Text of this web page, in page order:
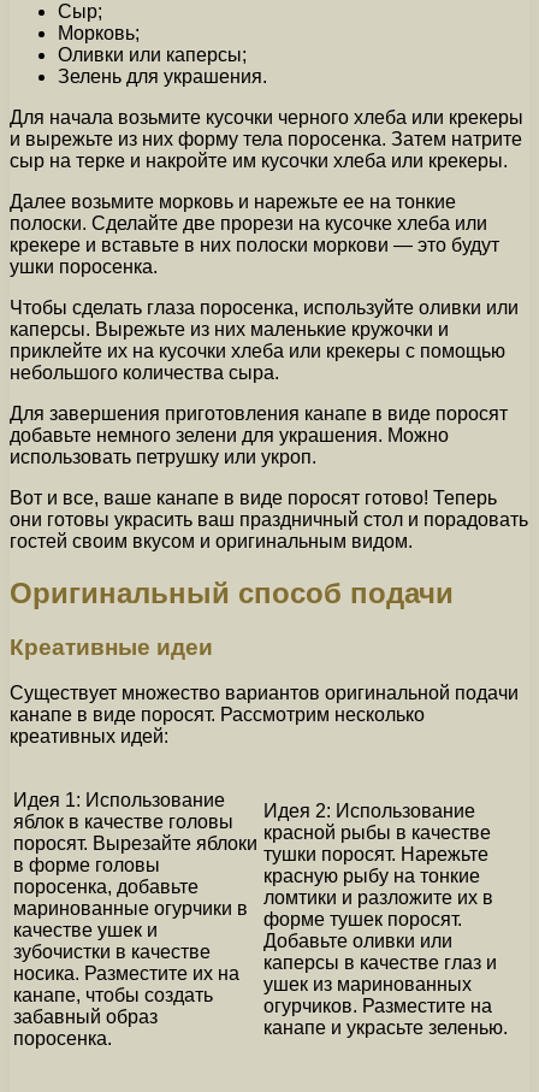
Сыр;
Морковь;
Оливки или каперсы;
Зелень для украшения.
Для начала возьмите кусочки черного хлеба или крекеры
и вырежьте из них форму тела поросенка. Затем натрите
сыр на терке и накройте им кусочки хлеба или крекеры.
Далее возьмите морковь и нарежьте ее на тонкие
полоски. Сделайте две прорези на кусочке хлеба или
крекере и вставьте в них полоски моркови — это будут
ушки поросенка.
Чтобы сделать глаза поросенка, используйте оливки или
каперсы. Вырежьте из них маленькие кружочки и
приклейте их на кусочки хлеба или крекеры с помощью
небольшого количества сыра.
Для завершения приготовления канапе в виде поросят
добавьте немного зелени для украшения. Можно
использовать петрушку или укроп.
Вот и все, ваше канапе в виде поросят готово! Теперь
они готовы украсить ваш праздничный стол и порадовать
гостей своим вкусом и оригинальным видом.
Оригинальный способ подачи
Креативные идеи
Существует множество вариантов оригинальной подачи
канапе в виде поросят. Рассмотрим несколько
креативных идей:
Идея 1: Использование
яблок в качестве головы
поросят. Вырезайте яблоки
в форме головы
поросенка, добавьте
маринованные огурчики в
качестве ушек и
зубочистки в качестве
носика. Разместите их на
канапе, чтобы создать
забавный образ
поросенка.
Идея 2: Использование
красной рыбы в качестве
тушки поросят. Нарежьте
красную рыбу на тонкие
ломтики и разложите их в
форме тушек поросят.
Добавьте оливки или
каперсы в качестве глаз и
ушек из маринованных
огурчиков. Разместите на
канапе и украсьте зеленью.